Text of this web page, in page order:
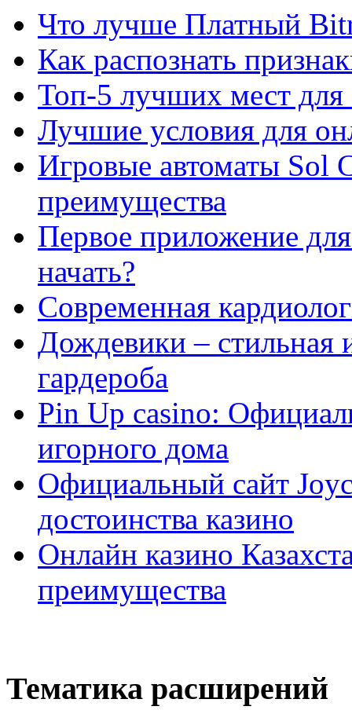
Что лучше Платный
Как распознать
Топ-5 лучших мест для
Лучшие условия для
Игровые автоматы Sol
преимущества
Первое приложение
начать?
Современная
Дождевики – стильная
гардероба
Pin Up casino:
игорного дома
Официальный сайт
достоинства казино
Онлайн казино
преимущества
Тематика расширений